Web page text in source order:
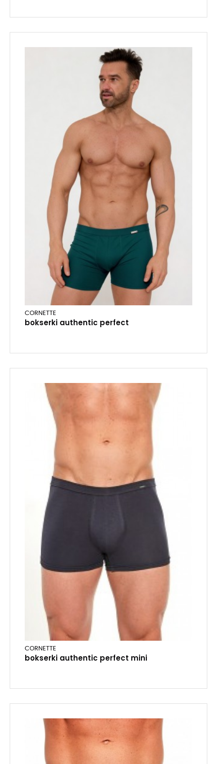
CORNETTE
bokserki authentic perfect
CORNETTE
bokserki authentic perfect mini